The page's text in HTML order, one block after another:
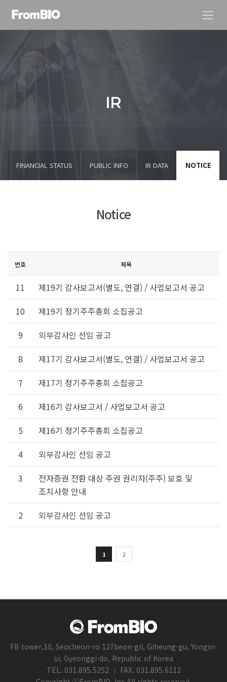
IR
FINANCIAL STATUS PUBLIC INFO IR DATA NOTICE
Notice
번호 제목
11
제19기 감사보고서(별도, 연결) / 사업보고서 공고
10
제19기 정기주주총회 소집공고
9
외부감사인 선임 공고
8
제17기 감사보고서(별도, 연결) / 사업보고서 공고
7
제17기 정기주주총회 소집공고
6
제16기 감사보고서 / 사업보고서 공고
5
제16기 정기주주총회 소집공고
4
외부감사인 선임 공고
3
전자증권 전환 대상 주권 권리자(주주) 보호 및
조치사항 안내
2
외부감사인 선임 공고
1 2
FB tower,10, Seocheon-ro 127beon-gil, Giheung-gu, Yongin-
si, Gyeonggi-do, Republic of Korea
TEL. 031.895.5252 ｜ FAX. 031.895.6112